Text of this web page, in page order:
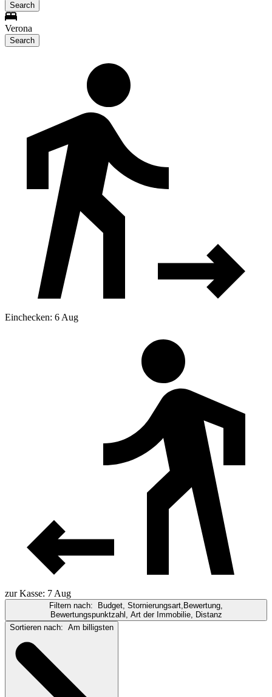
Search
Verona
Search
Einchecken: 6 Aug
zur Kasse: 7 Aug
Filtern nach:
Budget, Stornierungsart,Bewertung,
Bewertungspunktzahl, Art der Immobilie, Distanz
Sortieren nach: Am billigsten